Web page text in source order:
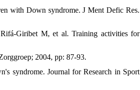
with Down syndrome. J Ment Defic Res.
Giribet M, et al. Training activities for
2004, pp: 87-93.
syndrome. Journal for Research in Sport